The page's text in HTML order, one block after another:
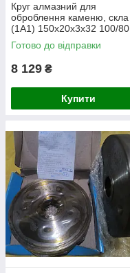
Круг алмазний для
оброблення каменю, скла
(1А1) 150х20х3х32 100/80
АС32 50%
Готово до відправки
8 129 ₴
Купити